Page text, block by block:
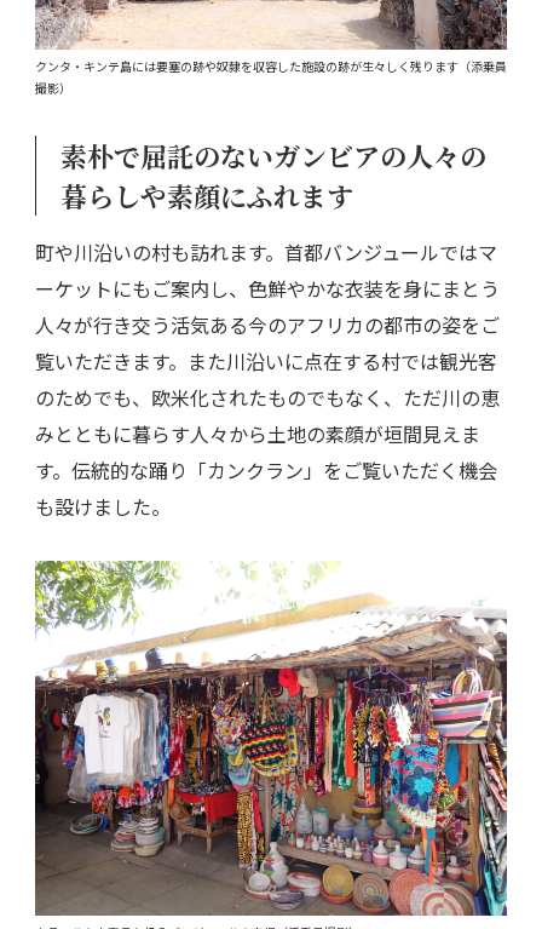
クンタ・キンテ島には要塞の跡や奴隷を収容した施設の跡が生々しく残ります（添乗員
撮影）
素朴で屈託のないガンビアの人々の
暮らしや素顔にふれます
町や川沿いの村も訪れます。首都バンジュールではマ
ーケットにもご案内し、色鮮やかな衣装を身にまとう
人々が行き交う活気ある今のアフリカの都市の姿をご
覧いただきます。また川沿いに点在する村では観光客
のためでも、欧米化されたものでもなく、ただ川の恵
みとともに暮らす人々から土地の素顔が垣間見えま
す。伝統的な踊り「カンクラン」をご覧いただく機会
も設けました。